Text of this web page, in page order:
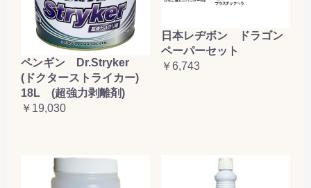
ペンギン Dr.Stryker
(ドクターストライカー)
18L (超強力剥離剤)
￥19,030
日本レヂボン ドラゴン
ペーパーセット
￥6,743